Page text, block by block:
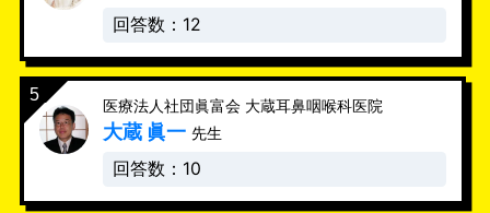
回答数：12
医療法人社団眞富会 大蔵耳鼻咽喉科医院
大蔵 眞一 先生
回答数：10